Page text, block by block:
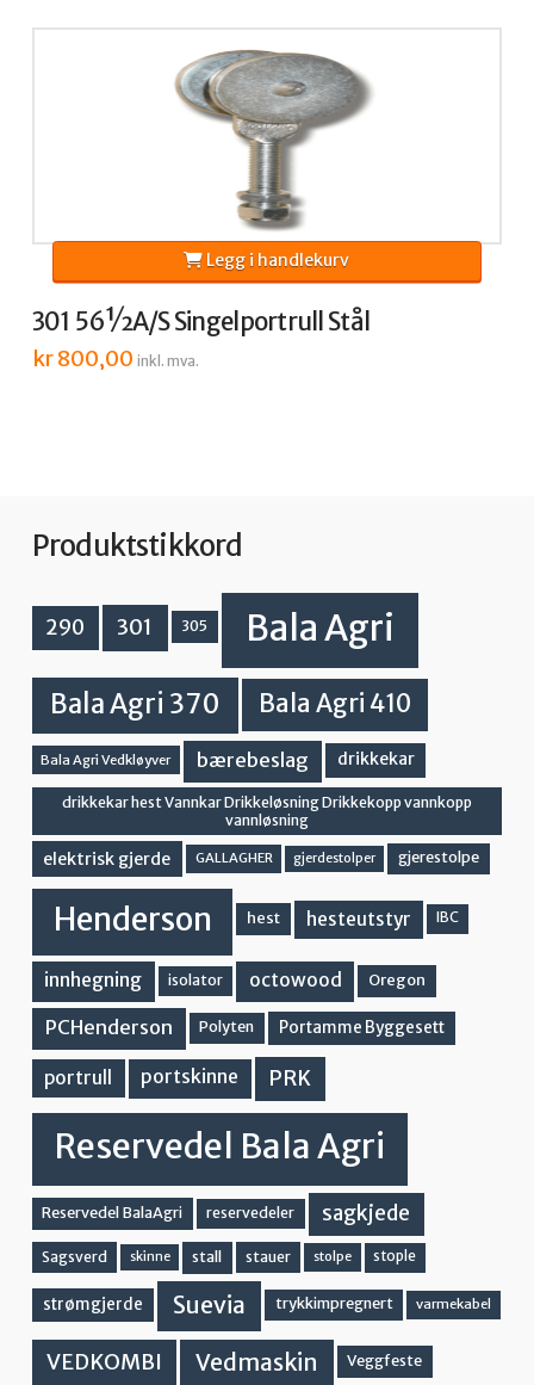
301 56½A/S Singelportrull Stål
kr800,00 inkl. mva.
Legg i handlekurv
Produktstikkord
290 301 305 Bala Agri
Bala Agri 370 Bala Agri 410
Bala Agri Vedkløyver bærebeslag drikkekar
drikkekar hest Vannkar Drikkeløsning Drikkekopp vannkopp
vannløsning
elektrisk gjerde GALLAGHER gjerdestolper gjerestolpe
Henderson hest hesteutstyr IBC
innhegning isolator octowood Oregon
PCHenderson Polyten Portamme Byggesett
portrull portskinne PRK
Reservedel Bala Agri
Reservedel BalaAgri reservedeler sagkjede
Sagsverd skinne stall stauer stolpe stople
strømgjerde Suevia trykkimpregnert varmekabel
VEDKOMBI Vedmaskin Veggfeste